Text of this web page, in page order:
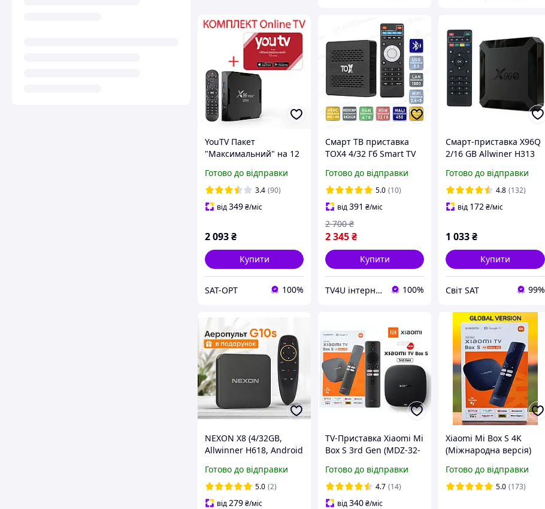
YouTV Пакет
"Максимальний" на 12
приставка X96 Max+
Plus ULTRA 4/32 Гб
Smart TV Box Android
11
Готово до відправки
3.4 (90)
від349₴/міс
2 093₴
Купити
SAT-OPT 100%
Смарт ТВ приставка
TOX4 4/32 Гб Smart TV
Готово до відправки
5.0 (10)
від391 ₴/міс
2 345₴
2 700 ₴
Купити
TV4U інтернет-магазин 100%
Смарт-приставка X96Q
2/16 GB Allwiner H313
Готово до відправки
4.8 (132)
від 172 ₴/міс
1 033₴
Купити
Світ SAT 99%
NEXON X8 (4/32GB,
Allwinner H618, Android
аеропульт G10s
Готово до відправки
5.0 (2)
від279₴/міс
TV-Приставка Xiaomi Mi
Box S 3rd Gen (MDZ-32-
NETFLIX, Google TV
Глобальна версія
PFJ4191EU
Готово до відправки
4.7 (14)
від340₴/міс
Xiaomi Mi Box S 4K
(Міжнародна версія)
Готово до відправки
5.0 (173)